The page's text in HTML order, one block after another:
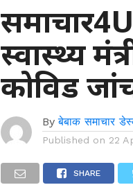
स्वास्थ्य
कोविड
By बेबाक समाचार
Published on 22
SHARE